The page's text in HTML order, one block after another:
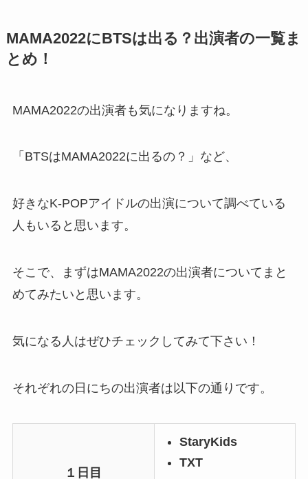
MAMA2022にBTSは出る？出演者の一覧ま
とめ！
MAMA2022の出演者も気になりますね。
「BTSはMAMA2022に出るの？」など、
好きなK-POPアイドルの出演について調べている
人もいると思います。
そこで、まずはMAMA2022の出演者についてまと
めてみたいと思います。
気になる人はぜひチェックしてみて下さい！
それぞれの日にちの出演者は以下の通りです。
１日目
StaryKids
TXT